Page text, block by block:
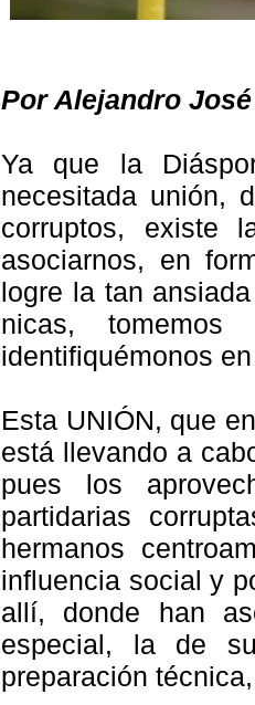
Por Alejandro
Ya que la
necesitada unión,
corruptos, existe
asociarnos, en
logre la tan
nicas,
identifiquémonos
Esta UNIÓN, que
está llevando a
pues los
partidarias
hermanos
influencia social y
allí, donde han
especial, la de
preparación